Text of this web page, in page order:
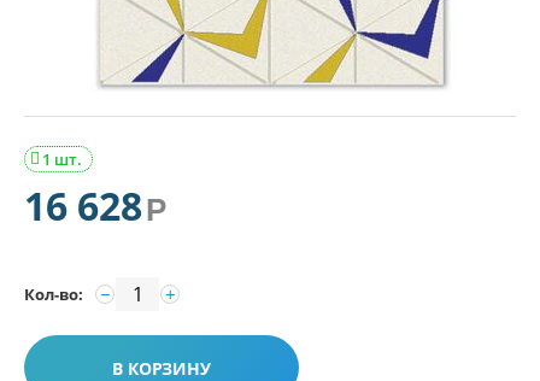
1 шт.

16 628Р
Кол-во: +
−
В КОРЗИНУ